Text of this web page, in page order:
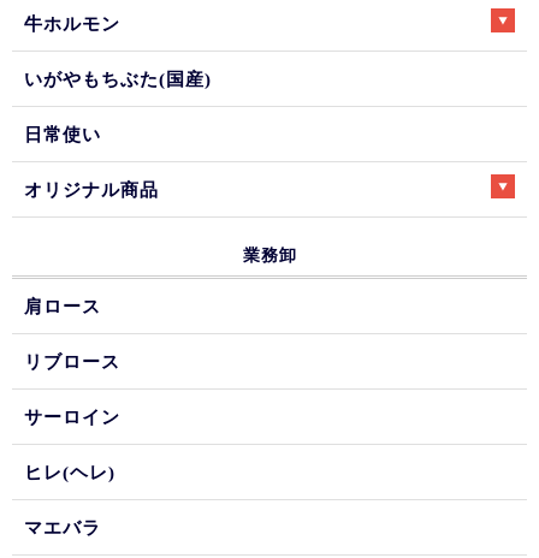
牛ホルモン
いがやもちぶた(国産)
日常使い
オリジナル商品
業務卸
肩ロース
リブロース
サーロイン
ヒレ(ヘレ)
マエバラ